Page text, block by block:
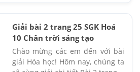
Giải bài 2 trang 25 SGK Hoá
10 Chân trời sáng tạo
Chào mừng các em đến với bài
giải Hóa học! Hôm nay, chúng ta